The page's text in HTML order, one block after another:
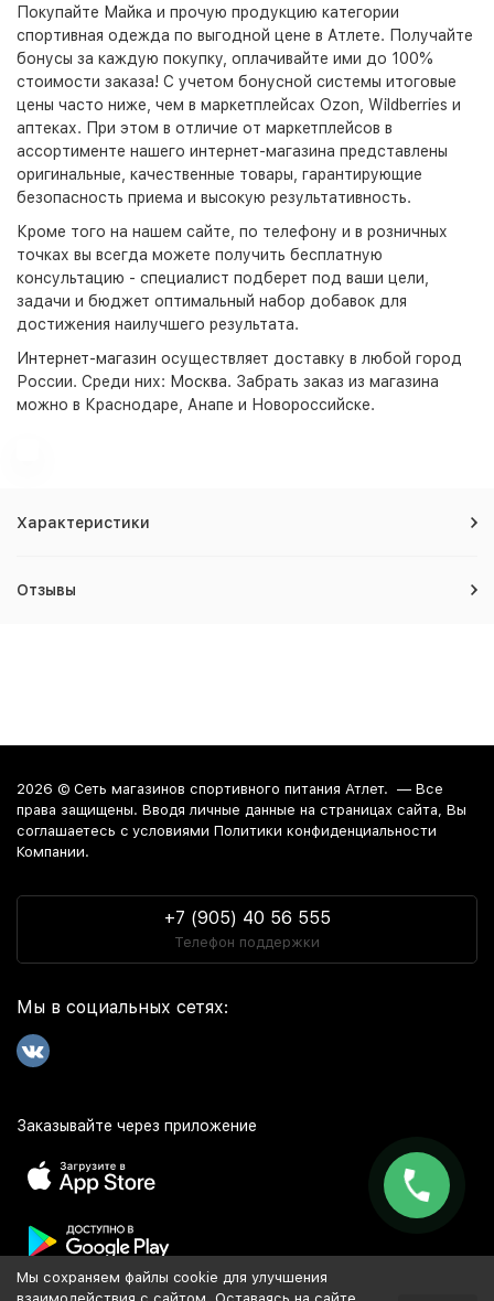
Покупайте Майка и прочую продукцию категории
спортивная одежда по выгодной цене в Атлете. Получайте
бонусы за каждую покупку, оплачивайте ими до 100%
стоимости заказа! С учетом бонусной системы итоговые
цены часто ниже, чем в маркетплейсах Ozon, Wildberries и
аптеках. При этом в отличие от маркетплейсов в
ассортименте нашего интернет-магазина представлены
оригинальные, качественные товары, гарантирующие
безопасность приема и высокую результативность.
Кроме того на нашем сайте, по телефону и в розничных
точках вы всегда можете получить бесплатную
консультацию - специалист подберет под ваши цели,
задачи и бюджет оптимальный набор добавок для
достижения наилучшего результата.
Интернет-магазин осуществляет доставку в любой город
России. Среди них: Москва. Забрать заказ из магазина
можно в Краснодаре, Анапе и Новороссийске.
Характеристики
Отзывы
2026 © Сеть магазинов спортивного питания Атлет. — Все
права защищены. Вводя личные данные на страницах сайта, Вы
соглашаетесь c условиями Политики конфиденциальности
Компании.
+7 (905) 40 56 555
Телефон поддержки
Мы в социальных сетях:
Заказывайте через приложение
Популярное
Мы сохраняем файлы cookie для улучшения